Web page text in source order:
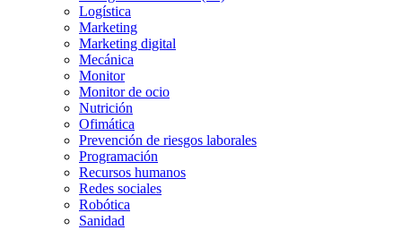
Logística
Marketing
Marketing digital
Mecánica
Monitor
Monitor de ocio
Nutrición
Ofimática
Prevención de riesgos laborales
Programación
Recursos humanos
Redes sociales
Robótica
Sanidad